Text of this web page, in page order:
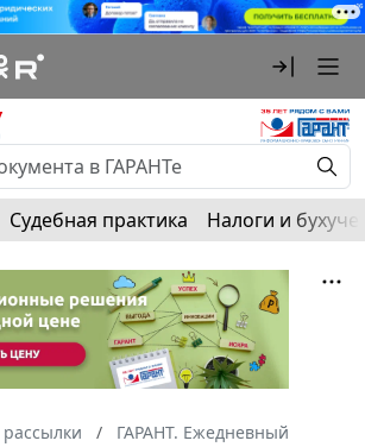
Судебная практика Налоги и
ГАРАНТ. Ежедневный